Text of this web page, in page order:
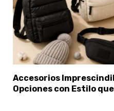
Accesorios
Opciones con Estilo